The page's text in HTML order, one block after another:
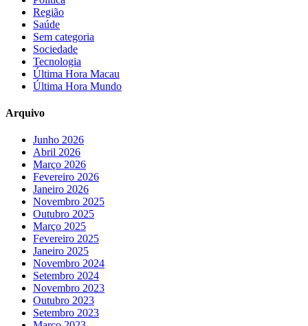
Região
Saúde
Sem categoria
Sociedade
Tecnologia
Última Hora Macau
Última Hora Mundo
Arquivo
Junho 2026
Abril 2026
Março 2026
Fevereiro 2026
Janeiro 2026
Novembro 2025
Outubro 2025
Março 2025
Fevereiro 2025
Janeiro 2025
Novembro 2024
Setembro 2024
Novembro 2023
Outubro 2023
Setembro 2023